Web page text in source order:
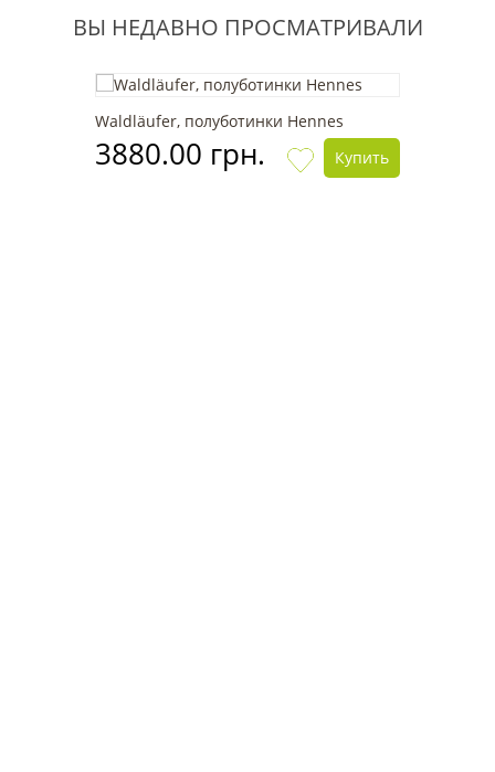
ВЫ НЕДАВНО ПРОСМАТРИВАЛИ
Waldläufer, полуботинки Hennes
3880.00 грн. Купить